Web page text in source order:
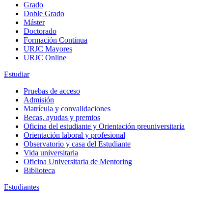
Grado
Doble Grado
Máster
Doctorado
Formación Continua
URJC Mayores
URJC Online
Estudiar
Pruebas de acceso
Admisión
Matrícula y convalidaciones
Becas, ayudas y premios
Oficina del estudiante y Orientación preuniversitaria
Orientación laboral y profesional
Observatorio y casa del Estudiante
Vida universitaria
Oficina Universitaria de Mentoring
Biblioteca
Estudiantes